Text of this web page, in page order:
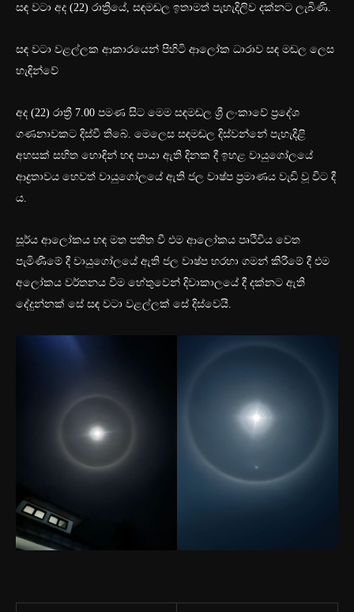
සඳ වටා අද (22) රාත්‍රියේ, සඳමඬල ඉතාමත් පැහැදිලිව දක්නට ලැබිණි.
සඳ වටා වළල්ලක ආකාරයෙන් පිහිටි ආලෝක ධාරාව සඳ මඬල ලෙස
හැඳින්වේ
අද (22) රාත්‍රී 7.00 පමණ සිට මෙම සඳමඬල ශ්‍රී ලංකාවේ ප්‍රදේශ
ගණනාවකට දිස්වී තිබේ. මෙලෙස සඳමඬල දිස්වන්නේ පැහැදිළි
අහසක් සහිත හොඳින් හඳ පායා ඇති දිනක දී ඉහළ වායුගෝලයේ
ආද්‍රතාවය හෙවත් වායුගෝලයේ ඇති ජල වාෂ්ප ප්‍රමාණය වැඩි වූ විට දී
ය.
සූර්ය ආලෝකය හඳ මත පතිත වී එම ආලෝකය පෘථිවිය වෙත
පැමිණීමේ දී වායුගෝලයේ ඇති ජල වාෂ්ප හරහා ගමන් කිරීමේ දී එම
අලෝකය වර්තනය වීම හේතුවෙන් දිවාකාලයේ දී දක්නට ඇති
දේදුන්නක් සේ සඳ වටා වළල්ලක් සේ දිස්වෙයි.